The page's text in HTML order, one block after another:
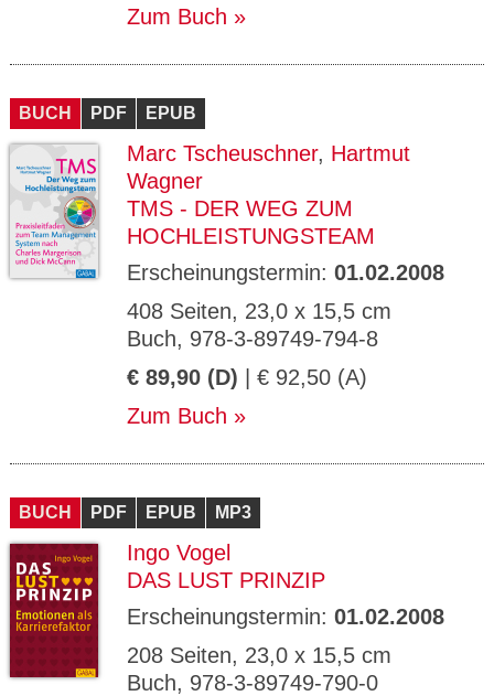
Zum Buch
BUCH PDF EPUB
Marc Tscheuschner, Hartmut
Wagner
TMS - DER WEG ZUM
HOCHLEISTUNGSTEAM
Erscheinungstermin: 01.02.2008
408 Seiten, 23,0 x 15,5 cm
Buch, 978-3-89749-794-8
€ 89,90 (D) | € 92,50 (A)
Zum Buch
BUCH PDF EPUB MP3
Ingo Vogel
DAS LUST PRINZIP
Erscheinungstermin: 01.02.2008
208 Seiten, 23,0 x 15,5 cm
Buch, 978-3-89749-790-0